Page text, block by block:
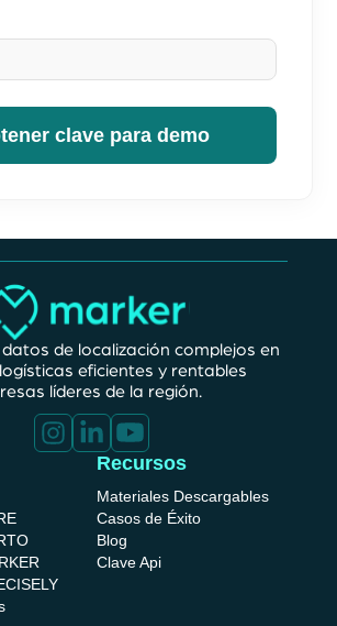
de localización complejos en
eficientes y rentables
líderes de la región.
Recursos
Materiales Descargables
Casos de Éxito
Blog
Clave Api